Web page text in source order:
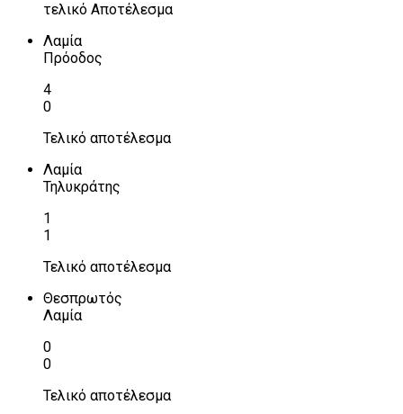
τελικό Αποτέλεσμα
Λαμία
Πρόοδος
4
0
Τελικό αποτέλεσμα
Λαμία
Τηλυκράτης
1
1
Τελικό αποτέλεσμα
Θεσπρωτός
Λαμία
0
0
Τελικό αποτέλεσμα